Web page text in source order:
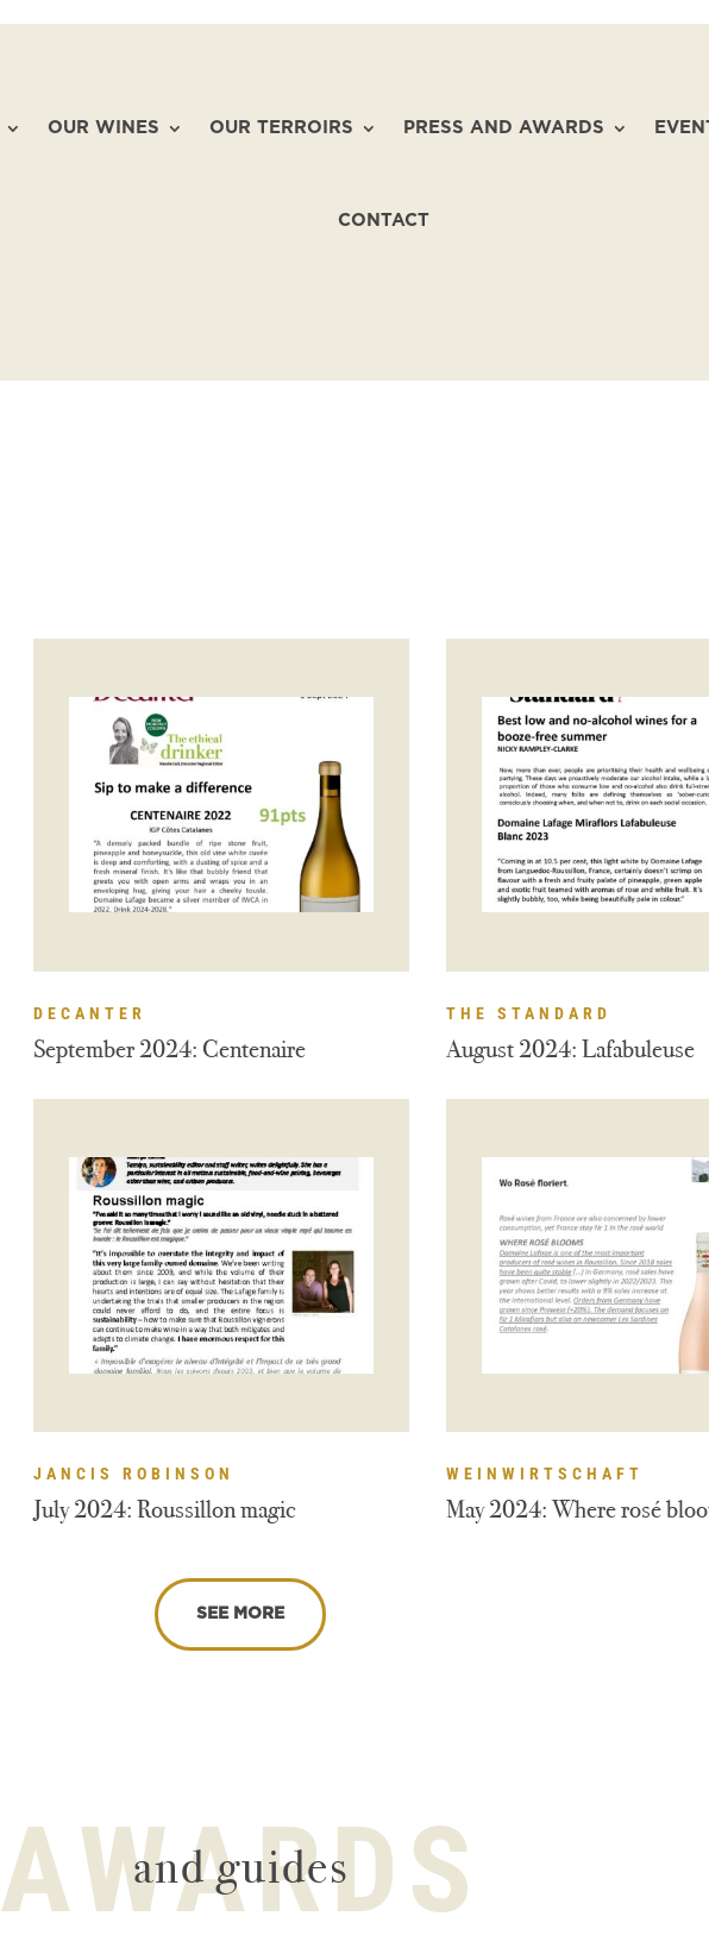
OUR WINES OUR TERROIRS PRESS AND AWARDS
CONTACT
September 2024: Centenaire
DECANTER
August 2024: Lafabuleuse
THE STANDARD
July 2024: Roussillon magic
JANCIS ROBINSON
May 2024: Where rosé
WEINWIRTSCHAFT
SEE MORE
AWARDS
and guides